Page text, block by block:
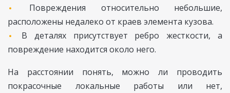
Повреждения относительно небольшие,
расположены недалеко от краев элемента кузова.
В деталях присутствует ребро жесткости, а
повреждение находится около него.
На расстоянии понять, можно ли проводить
покрасочные локальные работы или нет,